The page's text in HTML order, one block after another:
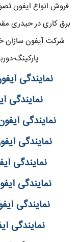
فروش انواع ایفون
برق کاری در حیدری
شرکت آیفون
پارکینگ-
نمایندگی
نمایندگی
نمایندگی
نمایندگی
نمایندگی
نمایندگی
نمایندگی
نمایندگی